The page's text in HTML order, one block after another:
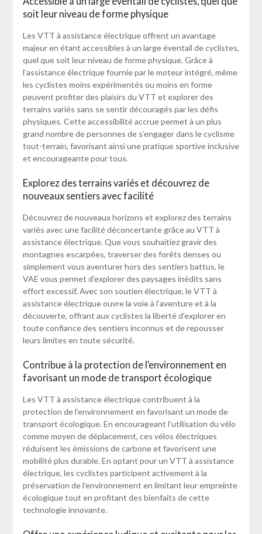
soit leur niveau de forme physique
Les VTT à assistance électrique offrent un avantage
majeur en étant accessibles à un large éventail de cyclistes,
quel que soit leur niveau de forme physique. Grâce à
l’assistance électrique fournie par le moteur intégré, même
les cyclistes moins expérimentés ou moins en forme
peuvent profiter des plaisirs du VTT et explorer des
terrains variés sans se sentir découragés par les défis
physiques. Cette accessibilité accrue permet à un plus
grand nombre de personnes de s’engager dans le cyclisme
tout-terrain, favorisant ainsi une pratique sportive inclusive
et encourageante pour tous.
Explorez des terrains variés et découvrez de
nouveaux sentiers avec facilité
Découvrez de nouveaux horizons et explorez des terrains
variés avec une facilité déconcertante grâce au VTT à
assistance électrique. Que vous souhaitiez gravir des
montagnes escarpées, traverser des forêts denses ou
simplement vous aventurer hors des sentiers battus, le
VAE vous permet d’explorer des paysages inédits sans
effort excessif. Avec son soutien électrique, le VTT à
assistance électrique ouvre la voie à l’aventure et à la
découverte, offrant aux cyclistes la liberté d’explorer en
toute confiance des sentiers inconnus et de repousser
leurs limites en toute sécurité.
Contribue à la protection de l’environnement en
favorisant un mode de transport écologique
Les VTT à assistance électrique contribuent à la
protection de l’environnement en favorisant un mode de
transport écologique. En encourageant l’utilisation du vélo
comme moyen de déplacement, ces vélos électriques
réduisent les émissions de carbone et favorisent une
mobilité plus durable. En optant pour un VTT à assistance
électrique, les cyclistes participent activement à la
préservation de l’environnement en limitant leur empreinte
écologique tout en profitant des bienfaits de cette
technologie innovante.